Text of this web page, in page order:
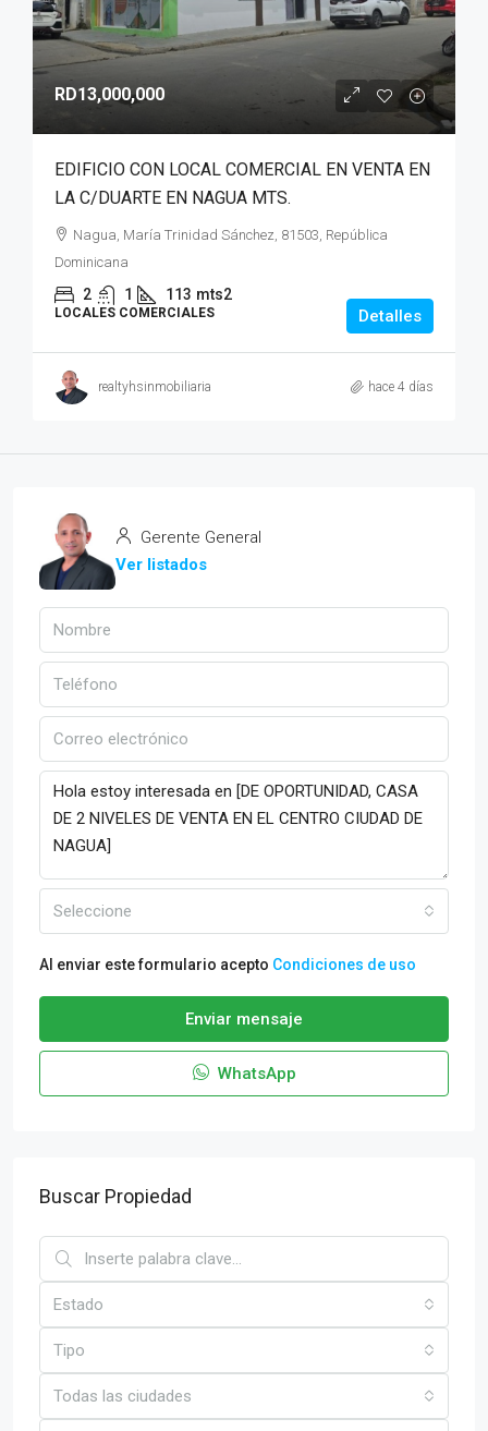
RD13,000,000
EDIFICIO CON LOCAL COMERCIAL EN VENTA EN
LA C/DUARTE EN NAGUA MTS.
Nagua, María Trinidad Sánchez, 81503, República
Dominicana
2 1 113 mts2
LOCALES COMERCIALES Detalles
realtyhsinmobiliaria hace 4 días
Gerente General
Ver listados
Seleccione
Al enviar este formulario acepto Condiciones de uso
Enviar mensaje
WhatsApp
Buscar Propiedad
Estado
Tipo
Todas las ciudades